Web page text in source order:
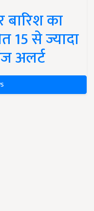
का
15 से ज्यादा
अलर्ट